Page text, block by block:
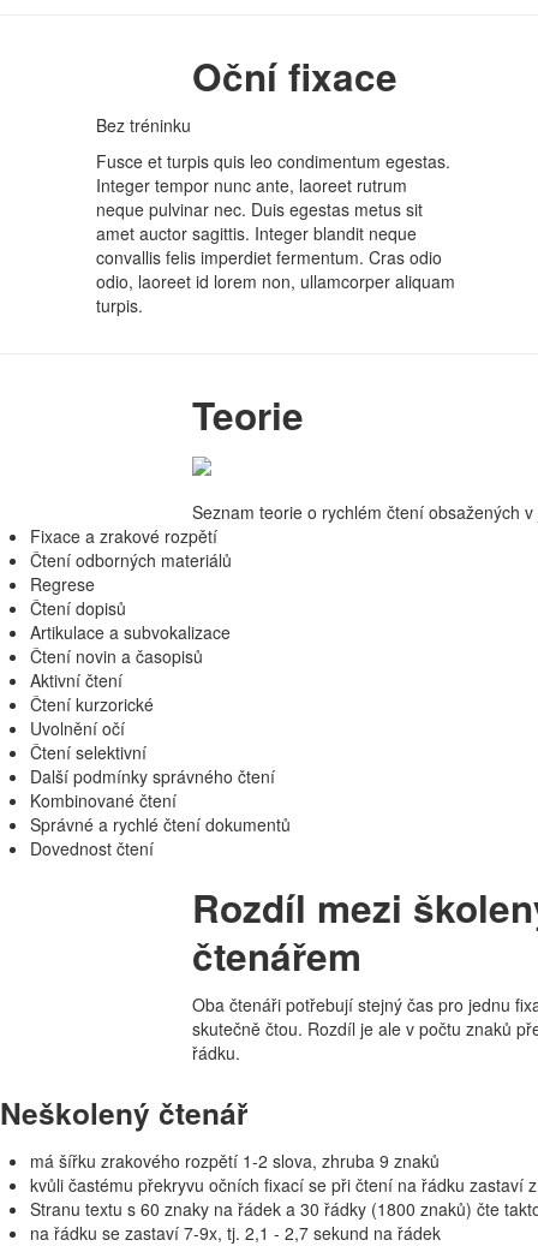
Oční fixace
Bez tréninku
Fusce et turpis quis leo condimentum egestas.
Integer tempor nunc ante, laoreet rutrum
neque pulvinar nec. Duis egestas metus sit
amet auctor sagittis. Integer blandit neque
convallis felis imperdiet fermentum. Cras odio
odio, laoreet id lorem non, ullamcorper aliquam
turpis.
Teorie
Seznam teorie o rychlém čtení obsažených
Fixace a zrakové rozpětí
Čtení odborných materiálů
Regrese
Čtení dopisů
Artikulace a subvokalizace
Čtení novin a časopisů
Aktivní čtení
Čtení kurzorické
Uvolnění očí
Čtení selektivní
Další podmínky správného čtení
Kombinované čtení
Správné a rychlé čtení dokumentů
Dovednost čtení
Rozdíl mezi
čtenářem
Oba čtenáři potřebují stejný čas pro jednu
skutečně čtou. Rozdíl je ale v počtu znaků
řádku.
Neškolený čtenář
má šířku zrakového rozpětí 1-2 slova, zhruba 9 znaků
kvůli častému překryvu očních fixací se při čtení na řádku zastaví
Stranu textu s 60 znaky na řádek a 30 řádky (1800 znaků) čte
na řádku se zastaví 7-9x, tj. 2,1 - 2,7 sekund na řádek